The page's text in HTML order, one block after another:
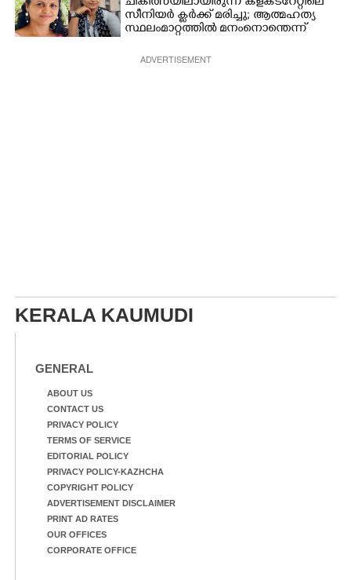
സീനിയർ ക്ലർക്ക് മരിച്ചു; ആത്മഹത്യ
സ്ഥലംമാറ്റത്തിൽ മനംനൊന്തെന്ന്
ADVERTISEMENT
KERALA KAUMUDI
GENERAL
ABOUT US
CONTACT US
PRIVACY POLICY
TERMS OF SERVICE
EDITORIAL POLICY
PRIVACY POLICY-KAZHCHA
COPYRIGHT POLICY
ADVERTISEMENT DISCLAIMER
PRINT AD RATES
OUR OFFICES
CORPORATE OFFICE